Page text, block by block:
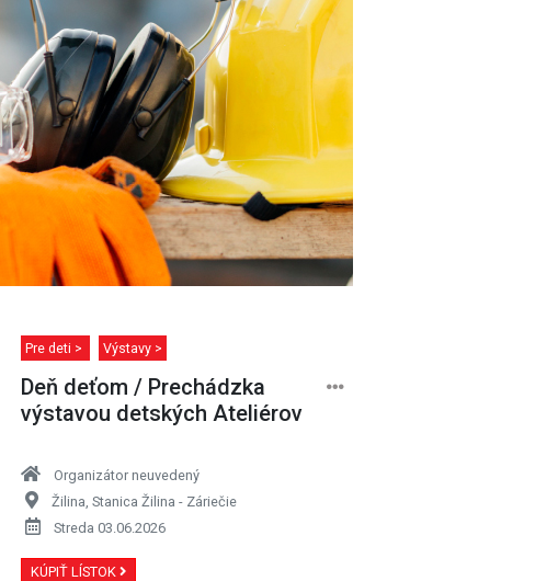
Next
Pre deti > Výstavy >
Deň deťom / Prechádzka
výstavou detských Ateliérov
Organizátor neuvedený
Žilina, Stanica Žilina - Záriečie
Streda 03.06.2026
KÚPIŤ LÍSTOK